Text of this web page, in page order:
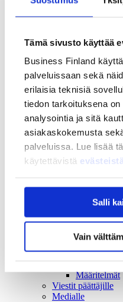
Tämä sivusto käyttää
Business Finland
palveluissaan sekä
erilaisia teknisiä
tiedon tarkoituksena
analysointia ja sitä
asiakaskokemusta
palveluissa. Lue lisää
käytettävistä evästeistä
Salli
Vain
Business
Tulokset ja
Ajankohtaista
Uutiset
Tapahtumat
Yhteys ja tuki
Yhteys ja tuki
Yhteystiedot
Asiakaspalvelu
Usein
Rahoitus
BF tunnus
My
Määritelmät
Viestit päättäjille
Medialle